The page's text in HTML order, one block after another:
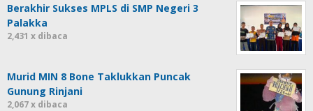
Berakhir Sukses MPLS di SMP Negeri 3
Palakka
2,431 x dibaca
Murid MIN 8 Bone Taklukkan Puncak
Gunung Rinjani
2,067 x dibaca